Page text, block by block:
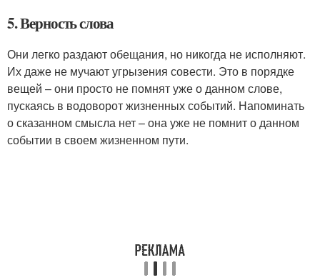
5. Верность слова
Они легко раздают обещания, но никогда не исполняют.
Их даже не мучают угрызения совести. Это в порядке
вещей – они просто не помнят уже о данном слове,
пускаясь в водоворот жизненных событий. Напоминать
о сказанном смысла нет – она уже не помнит о данном
событии в своем жизненном пути.